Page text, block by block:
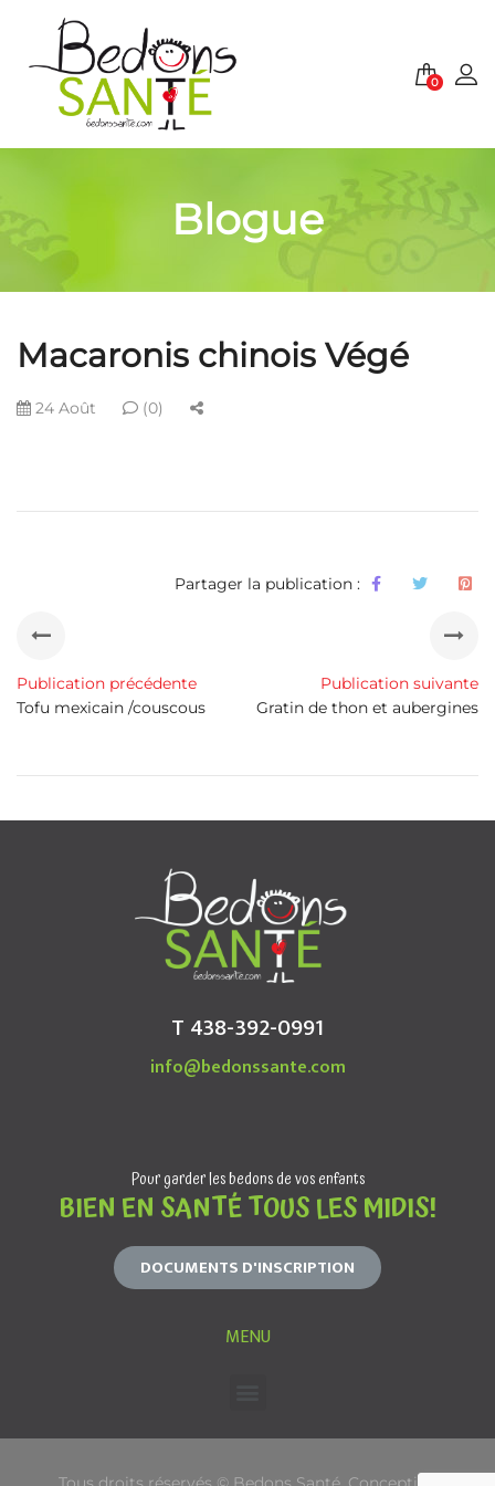
0
Blogue
Macaronis chinois Végé
24 Août (0)
Partager la publication :
Publication précédente
Tofu mexicain /couscous
Publication suivante
Gratin de thon et aubergines
T 438-392-0991
info@bedonssante.com
Pour garder les bedons de vos enfants
BIEN EN SANTÉ TOUS LES MIDIS!
DOCUMENTS D'INSCRIPTION
MENU